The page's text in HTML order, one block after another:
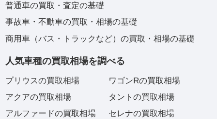
普通車の買取・査定の基礎
事故車・不動車の買取・相場の基礎
商用車（バス・トラックなど）の買取・相場の基礎
人気車種の買取相場を調べる
プリウスの買取相場
アクアの買取相場
アルファードの買取相場
ワゴンRの買取相場
タントの買取相場
セレナの買取相場